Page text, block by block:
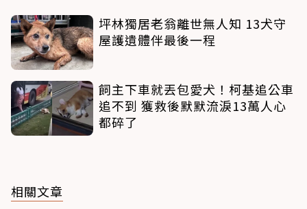
坪林獨居老翁離世無人知 13犬守
屋護遺體伴最後一程
飼主下車就丟包愛犬！柯基追公車
追不到 獲救後默默流淚13萬人心
都碎了
相關文章